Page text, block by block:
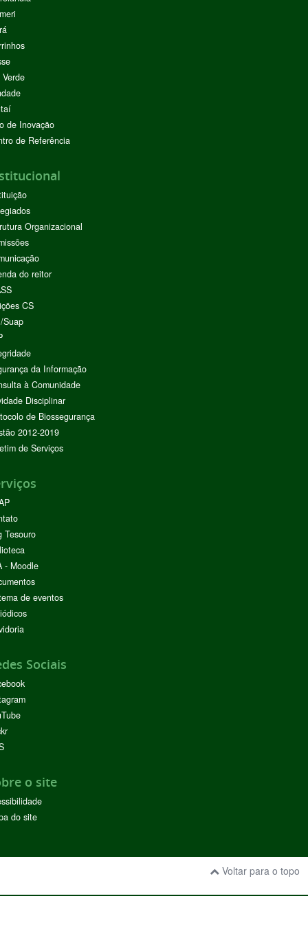
de Inovação
de Referência
Organizacional
do reitor
CS
Suap
da Informação
à Comunidade
Disciplinar
de Biossegurança
2012-2019
de Serviços
Tesouro
- Moodle
de eventos
Sociais
o site
do site
Voltar para o topo